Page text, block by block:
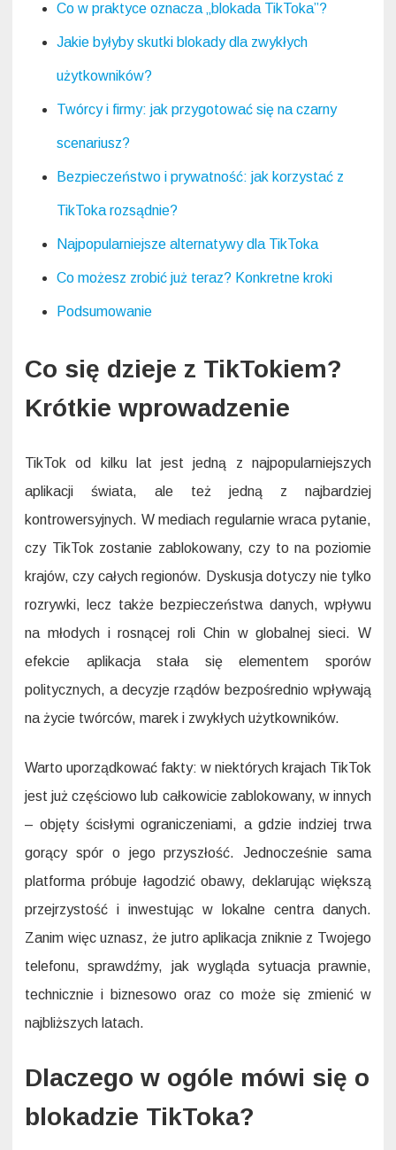
Co w praktyce oznacza „blokada TikToka”?
Jakie byłyby skutki blokady dla zwykłych
użytkowników?
Twórcy i firmy: jak przygotować się na czarny
scenariusz?
Bezpieczeństwo i prywatność: jak korzystać z
TikToka rozsądnie?
Najpopularniejsze alternatywy dla TikToka
Co możesz zrobić już teraz? Konkretne kroki
Podsumowanie
Co się dzieje z TikTokiem?
Krótkie wprowadzenie
TikTok od kilku lat jest jedną z najpopularniejszych
aplikacji świata, ale też jedną z najbardziej
kontrowersyjnych. W mediach regularnie wraca pytanie,
czy TikTok zostanie zablokowany, czy to na poziomie
krajów, czy całych regionów. Dyskusja dotyczy nie tylko
rozrywki, lecz także bezpieczeństwa danych, wpływu
na młodych i rosnącej roli Chin w globalnej sieci. W
efekcie aplikacja stała się elementem sporów
politycznych, a decyzje rządów bezpośrednio wpływają
na życie twórców, marek i zwykłych użytkowników.
Warto uporządkować fakty: w niektórych krajach TikTok
jest już częściowo lub całkowicie zablokowany, w innych
– objęty ścisłymi ograniczeniami, a gdzie indziej trwa
gorący spór o jego przyszłość. Jednocześnie sama
platforma próbuje łagodzić obawy, deklarując większą
przejrzystość i inwestując w lokalne centra danych.
Zanim więc uznasz, że jutro aplikacja zniknie z Twojego
telefonu, sprawdźmy, jak wygląda sytuacja prawnie,
technicznie i biznesowo oraz co może się zmienić w
najbliższych latach.
Dlaczego w ogóle mówi się o
blokadzie TikToka?